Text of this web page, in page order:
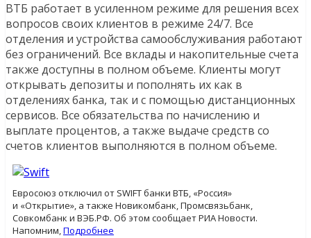
ВТБ работает в усиленном режиме для решения всех
вопросов своих клиентов в режиме 24/7. Все
отделения и устройства самообслуживания работают
без ограничений. Все вклады и накопительные счета
также доступны в полном объеме. Клиенты могут
открывать депозиты и пополнять их как в
отделениях банка, так и с помощью дистанционных
сервисов. Все обязательства по начислению и
выплате процентов, а также выдаче средств со
счетов клиентов выполняются в полном объеме.
Евросоюз отключил от SWIFT банки ВТБ, «Россия»
и «Открытие», а также Новикомбанк, Промсвязьбанк,
Совкомбанк и ВЭБ.РФ. Об этом сообщает РИА Новости.
Напомним,Подробнее